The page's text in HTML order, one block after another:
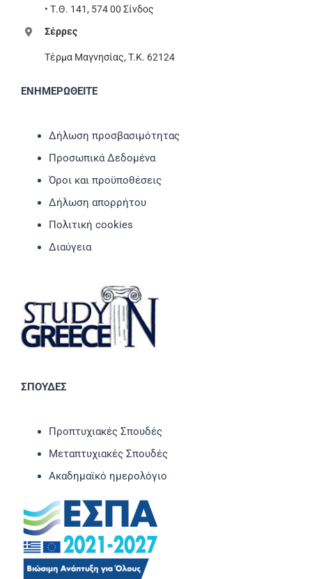
• Τ.Θ. 141, 574 00 Σίνδος
Σέρρες
Τέρμα Μαγνησίας, T.K. 62124
ΕΝΗΜΕΡΩΘΕΙΤΕ
Δήλωση προσβασιμότητας
Προσωπικά Δεδομένα
Όροι και προϋποθέσεις
Δήλωση απορρήτου
Πολιτική cookies
Διαύγεια
ΣΠΟΥΔΕΣ
Προπτυχιακές Σπουδές
Μεταπτυχιακές Σπουδές
Ακαδημαϊκό ημερολόγιο